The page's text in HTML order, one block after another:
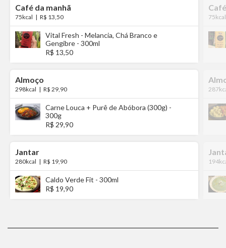
Café da manhã
75kcal | R$ 13,50
Vital Fresh - Melancia, Chá Branco e
Gengibre - 300ml
R$ 13,50
Almoço
298kcal | R$ 29,90
Carne Louca + Purê de Abóbora (300g) -
300g
R$ 29,90
Jantar
280kcal | R$ 19,90
Caldo Verde Fit - 300ml
R$ 19,90
75kcal